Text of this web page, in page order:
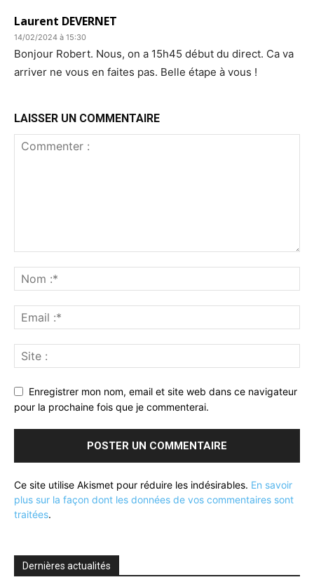
Laurent DEVERNET
14/02/2024 à 15:30
Bonjour Robert. Nous, on a 15h45 début du direct. Ca va
arriver ne vous en faites pas. Belle étape à vous !
LAISSER UN COMMENTAIRE
Enregistrer mon nom, email et site web dans ce navigateur
pour la prochaine fois que je commenterai.
Ce site utilise Akismet pour réduire les indésirables. En savoir
plus sur la façon dont les données de vos commentaires sont
traitées.
Dernières actualités